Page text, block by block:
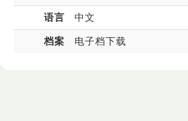
语言 中文
档案 电子档下载